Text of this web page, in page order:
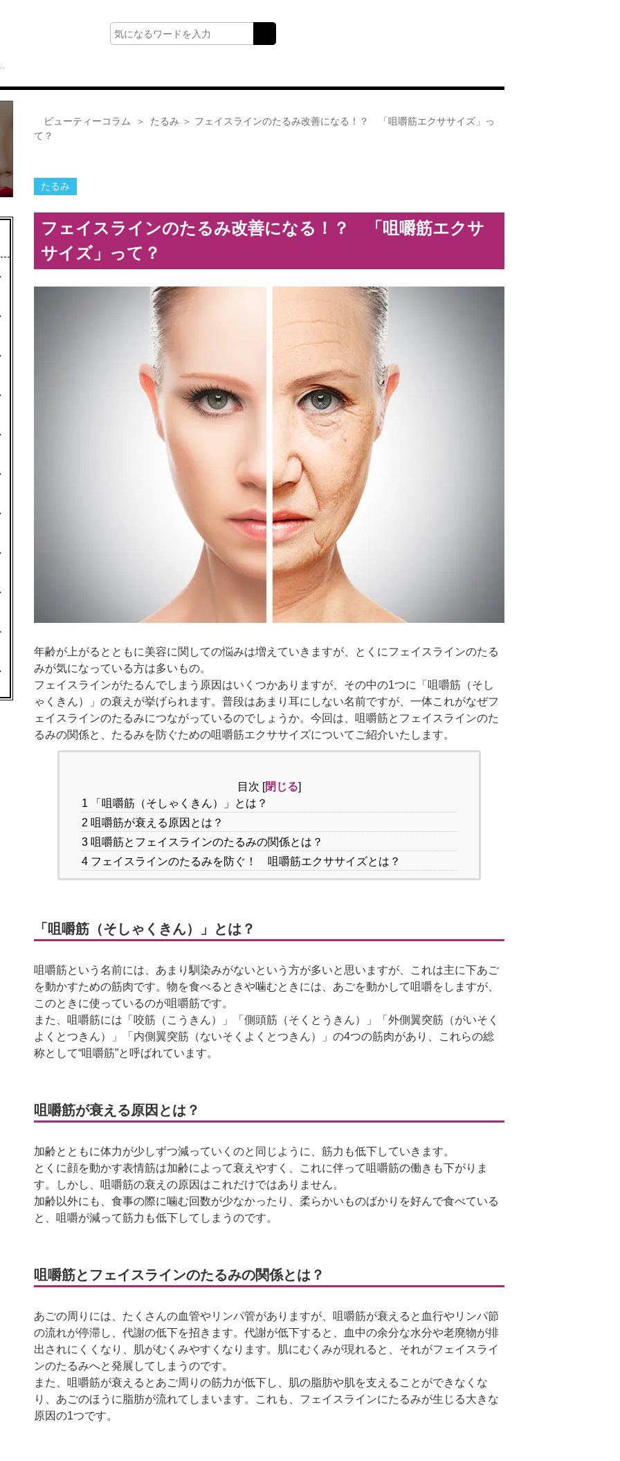
ビューティーコラム たるみ ＞ フェイスラインのたるみ改善になる！？ 「咀嚼筋エクササイズ」っ
て？
たるみ
フェイスラインのたるみ改善になる！？ 「咀嚼筋エクサ
サイズ」って？
年齢が上がるとともに美容に関しての悩みは増えていきますが、とくにフェイスラインのたる
みが気になっている方は多いもの。
フェイスラインがたるんでしまう原因はいくつかありますが、その中の1つに「咀嚼筋（そし
ゃくきん）」の衰えが挙げられます。普段はあまり耳にしない名前ですが、一体これがなぜフ
ェイスラインのたるみにつながっているのでしょうか。今回は、咀嚼筋とフェイスラインのた
るみの関係と、たるみを防ぐための咀嚼筋エクササイズについてご紹介いたします。
目次 [閉じる]
1 「咀嚼筋（そしゃくきん）」とは？
2 咀嚼筋が衰える原因とは？
3 咀嚼筋とフェイスラインのたるみの関係とは？
4 フェイスラインのたるみを防ぐ！ 咀嚼筋エクササイズとは？
「咀嚼筋（そしゃくきん）」とは？
咀嚼筋という名前には、あまり馴染みがないという方が多いと思いますが、これは主に下あご
を動かすための筋肉です。物を食べるときや噛むときには、あごを動かして咀嚼をしますが、
このときに使っているのが咀嚼筋です。
また、咀嚼筋には「咬筋（こうきん）」「側頭筋（そくとうきん）」「外側翼突筋（がいそく
よくとつきん）」「内側翼突筋（ないそくよくとつきん）」の4つの筋肉があり、これらの総
称として“咀嚼筋”と呼ばれています。
咀嚼筋が衰える原因とは？
加齢とともに体力が少しずつ減っていくのと同じように、筋力も低下していきます。
とくに顔を動かす表情筋は加齢によって衰えやすく、これに伴って咀嚼筋の働きも下がりま
す。しかし、咀嚼筋の衰えの原因はこれだけではありません。
加齢以外にも、食事の際に噛む回数が少なかったり、柔らかいものばかりを好んで食べている
と、咀嚼が減って筋力も低下してしまうのです。
咀嚼筋とフェイスラインのたるみの関係とは？
あごの周りには、たくさんの血管やリンパ管がありますが、咀嚼筋が衰えると血行やリンパ節
の流れが停滞し、代謝の低下を招きます。代謝が低下すると、血中の余分な水分や老廃物が排
出されにくくなり、肌がむくみやすくなります。肌にむくみが現れると、それがフェイスライ
ンのたるみへと発展してしまうのです。
また、咀嚼筋が衰えるとあご周りの筋力が低下し、肌の脂肪や肌を支えることができなくな
り、あごのほうに脂肪が流れてしまいます。これも、フェイスラインにたるみが生じる大きな
原因の1つです。